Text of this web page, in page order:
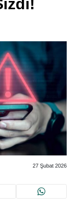
27 Şubat 2026